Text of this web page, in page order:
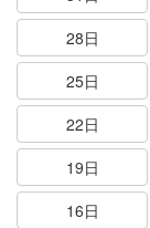
28日
25日
22日
19日
16日